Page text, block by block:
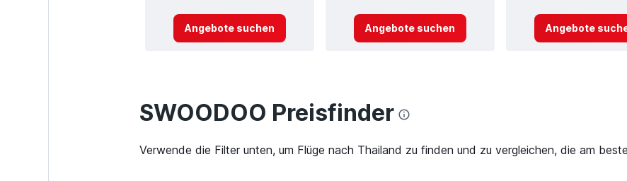
Angebote suchen Angebote suchen Angebote
SWOODOO Preisfinder
Verwende die Filter unten, um Flüge nach Thailand zu finden und zu vergleichen, die am